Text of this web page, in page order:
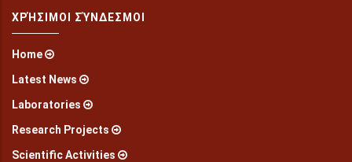
ΧΡΉΣΙΜΟΙ ΣΎΝΔΕΣΜΟΙ
Home
Latest News
Laboratories
Research Projects
Scientific Activities